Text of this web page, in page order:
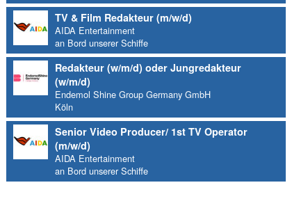
TV & Film Redakteur (m/w/d)
AIDA Entertainment
an Bord unserer Schiffe
Redakteur (w/m/d) oder Jungredakteur
(w/m/d)
Endemol Shine Group Germany GmbH
Köln
Senior Video Producer/ 1st TV Operator
(m/w/d)
AIDA Entertainment
an Bord unserer Schiffe